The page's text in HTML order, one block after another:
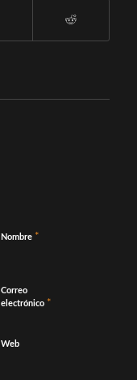
Nombre *
Correo
electrónico *
Web